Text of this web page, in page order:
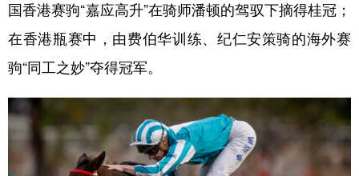
新疆 内蒙古 黑龙江
多语种频道
Русский язык 日本語 한국어
Deutsch Português
国香港赛驹“嘉应高升”在骑师潘顿的驾驭下摘得桂冠；
在香港瓶赛中，由费伯华训练、纪仁安策骑的海外赛
驹“同工之妙”夺得冠军。